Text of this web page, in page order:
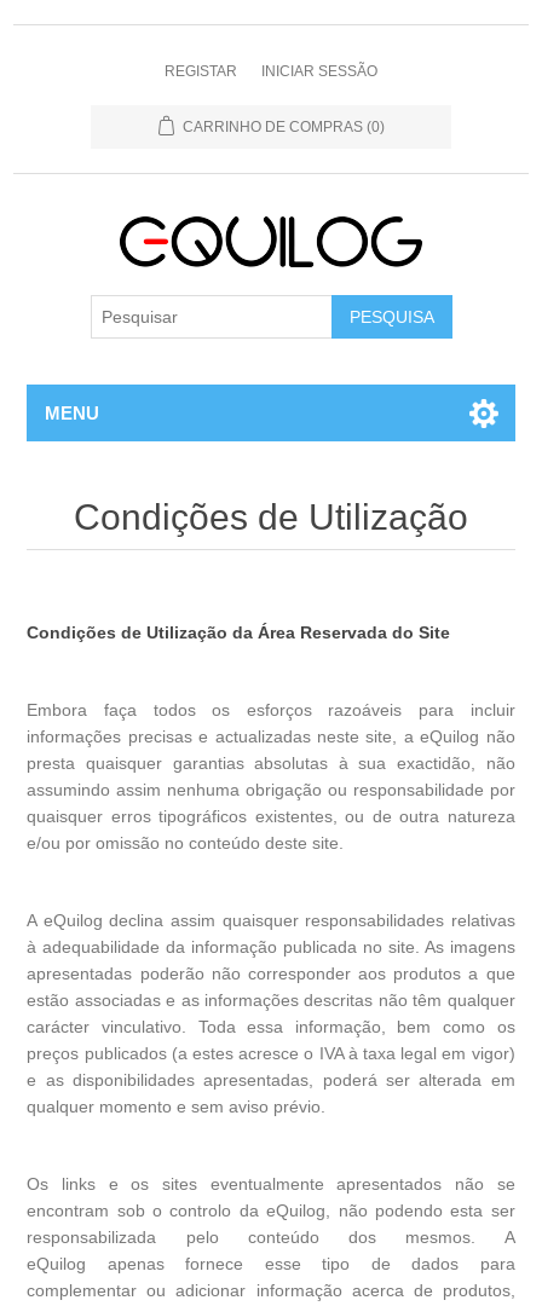
REGISTAR INICIAR SESSÃO
CARRINHO DE COMPRAS (0)
MENU
Condições de Utilização
Condições de Utilização da Área Reservada do Site
Embora faça todos os esforços razoáveis para incluir
informações precisas e actualizadas neste site, a eQuilog não
presta quaisquer garantias absolutas à sua exactidão, não
assumindo assim nenhuma obrigação ou responsabilidade por
quaisquer erros tipográficos existentes, ou de outra natureza
e/ou por omissão no conteúdo deste site.
A eQuilog declina assim quaisquer responsabilidades relativas
à adequabilidade da informação publicada no site. As imagens
apresentadas poderão não corresponder aos produtos a que
estão associadas e as informações descritas não têm qualquer
carácter vinculativo. Toda essa informação, bem como os
preços publicados (a estes acresce o IVA à taxa legal em vigor)
e as disponibilidades apresentadas, poderá ser alterada em
qualquer momento e sem aviso prévio.
Os links e os sites eventualmente apresentados não se
encontram sob o controlo da eQuilog, não podendo esta ser
responsabilizada pelo conteúdo dos mesmos. A
eQuilog apenas fornece esse tipo de dados para
complementar ou adicionar informação acerca de produtos,